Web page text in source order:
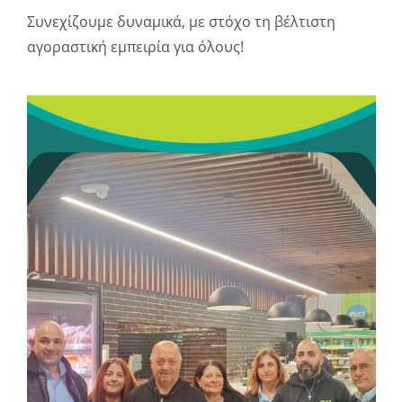
Συνεχίζουμε δυναμικά, με στόχο τη βέλτιστη
αγοραστική εμπειρία για όλους!